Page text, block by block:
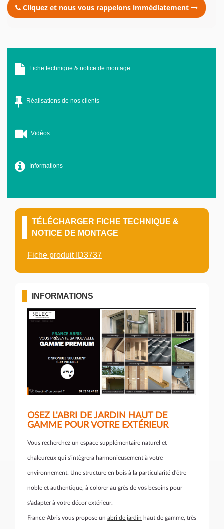
Cliquez et nous vous rappelons immédiatement
Fiche technique & notice de montage
Réalisations de nos clients
Vidéos
Informations
TÉLÉCHARGER FICHE TECHNIQUE &
NOTICE DE MONTAGE
Fiche produit ID3737
INFORMATIONS
OSEZ L'ABRI DE JARDIN HAUT DE
GAMME POUR VOTRE EXTÉRIEUR
Vous recherchez un espace supplémentaire naturel et
chaleureux qui s'intègrera harmonieusement à votre
environnement. Une structure en bois à la particularité d'être
noble et authentique, à colorer au grès de vos besoins pour
s'adapter à votre décor extérieur.
France-Abris vous propose un abri de jardin haut de gamme, très